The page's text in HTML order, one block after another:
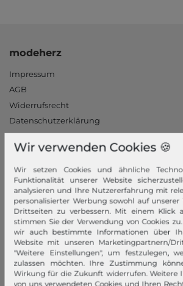
modeherz
Impressum
AGB
Widerrufsrecht
Datenschutzerklärung
Datenschutzeinstellungen
Barrierefreiheitserklärung
Jobs
Unsere Stores
Mein Konto
Login
Neukunde?
Informationen
Wir verwenden Cookies 🍪
Wir setzen Cookies und ähnliche
Funktionalität unserer Website
analysieren und Ihre Nutzererfahrung mit
personalisierter Werbung sowohl auf unserer
Drittseiten zu verbessern. Mit einem Klick
stimmen Sie der Verwendung von Cookies
wir auch bestimmte Informationen über
Website mit unseren Marketingpartnern/
"Weitere Einstellungen", um festzulegen,
zulassen möchten. Ihre Zustimmung
Wirkung für die Zukunft widerrufen. Weitere
von uns verwendeten Cookies und Ihren